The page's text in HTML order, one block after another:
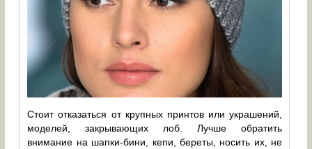
Стоит отказаться от крупных принтов или украшений,
моделей, закрывающих лоб. Лучше обратить
внимание на шапки-бини, кепи, береты, носить их, не